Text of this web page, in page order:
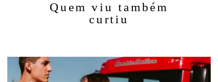
Quem viu também
curtiu